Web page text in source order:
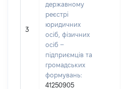
3
державному
реєстрі
юридичних
осіб, фізичних
осіб –
підприємців та
громадських
формувань:
41250905